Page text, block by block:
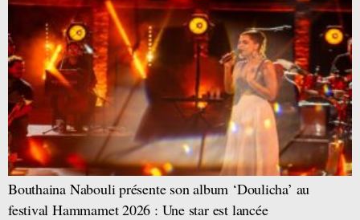
Bouthaina Nabouli présente son album ‘Doulicha’ au
festival Hammamet 2026 : Une star est lancée